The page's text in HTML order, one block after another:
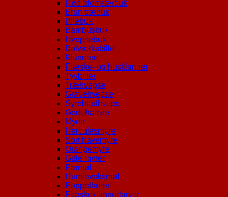
Rød blomsterbuk
Brun træbuk
Pilebuk
Bambusbuk
Hvepsebuk
Bolværksbille
Klannere
Flæske- og husklanner
Tyvbiller
Træhvepse
Gravehvepse
Syrebladhveps
Gedehamse
Myrer
Herculesmyre
Sort havemyre
Orangemyre
Gule myrer
Frømøl
Humlevoksmøl
Poppelborer
Flæskeklannerlarver